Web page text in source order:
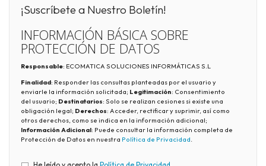
¡Suscríbete a Nuestro Boletín!
INFORMACIÓN BÁSICA SOBRE
PROTECCIÓN DE DATOS
Responsable: ECOMATICA SOLUCIONES INFORMÁTICAS S.L
Finalidad: Responder las consultas planteadas por el usuario y
enviarle la información solicitada; Legitimación: Consentimiento
del usuario; Destinatarios: Solo se realizan cesiones si existe una
obligación legal; Derechos: Acceder, rectificar y suprimir, así como
otros derechos, como se indica en la información adicional;
Información Adicional: Puede consultar la información completa de
Protección de Datos en nuestra Política de Privacidad.